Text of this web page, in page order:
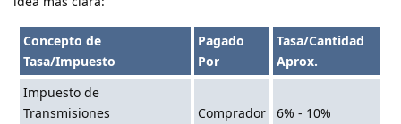
Concepto de
Tasa/Impuesto
Pagado
Por
Tasa/Cantidad
Aprox.
Impuesto de
Transmisiones
Comprador 6% - 10%